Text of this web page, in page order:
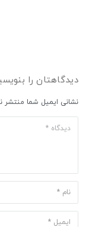
دیدگاهتان را
نشانی ایمیل شما منتشر